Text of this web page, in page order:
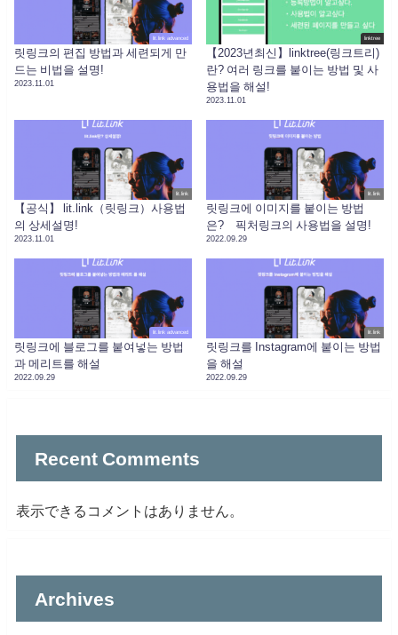
lit.link advanced
릿링크의 편집 방법과 세련되게 만
드는 비법을 설명!
2023.11.01
linktree
【2023년최신】linktree(링크트리)
란? 여러 링크를 붙이는 방법 및 사
용법을 해설!
2023.11.01
lit.link
【공식】 lit.link（릿링크）사용법
의 상세설명!
2023.11.01
lit.link
릿링크에 이미지를 붙이는 방법
은? 픽처링크의 사용법을 설명!
2022.09.29
lit.link advanced
릿링크에 블로그를 붙여넣는 방법
과 메리트를 해설
2022.09.29
lit.link
릿링크를 Instagram에 붙이는 방법
을 해설
2022.09.29
Recent Comments
表示できるコメントはありません。
Archives